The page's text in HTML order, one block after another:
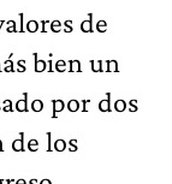
de
bien un
por dos
de los